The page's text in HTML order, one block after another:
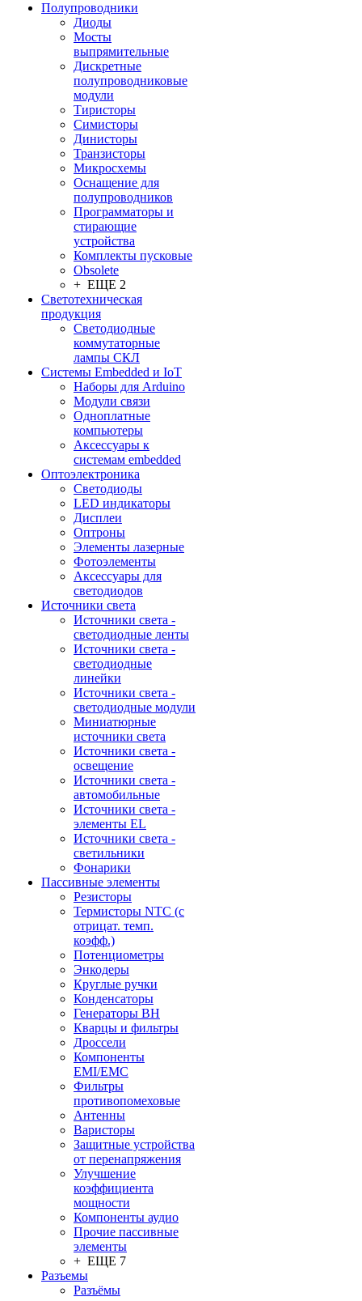
Полупроводники
Диоды
Мосты
выпрямительные
Дискретные
полупроводниковые
модули
Тиристоры
Симисторы
Динисторы
Транзисторы
Микросхемы
Оснащение для
полупроводников
Программаторы и
стирающие
устройства
Комплекты пусковые
Obsolete
+ ЕЩЕ 2
Светотехническая
продукция
Светодиодные
коммутаторные
лампы СКЛ
Системы Embedded и IoT
Наборы для Arduino
Модули связи
Одноплатные
компьютеры
Аксессуары к
системам embedded
Oптоэлектроника
Светодиоды
LED индикаторы
Дисплеи
Оптроны
Элементы лазерные
Фотоэлементы
Аксессуары для
светодиодов
Источники света
Источники света -
светодиодные ленты
Источники света -
светодиодные
линейки
Источники света -
светодиодные модули
Миниатюрные
источники света
Источники света -
освещение
Источники света -
автомобильные
Источники света -
элементы EL
Источники света -
светильники
Фонарики
Пассивные элементы
Резисторы
Термисторы NTC (с
отрицат. темп.
коэфф.)
Потенциометры
Энкодеры
Круглые ручки
Конденсаторы
Генераторы ВН
Кварцы и фильтры
Дроссели
Компоненты
EMI/EMC
Фильтры
противопомеховые
Антенны
Варисторы
Защитные устройства
от перенапряжения
Улучшение
коэффициента
мощности
Компоненты аудио
Прочие пассивные
элементы
+ ЕЩЕ 7
Разъeмы
Разъёмы